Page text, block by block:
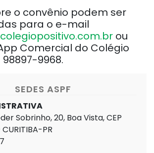
o convênio podem ser
para o e-mail
ou
Comercial do Colégio
98897-9968.
SEDES ASPF
Sobrinho, 20, Boa Vista, CEP
PR